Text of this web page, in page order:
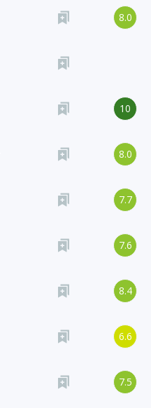
8.0
10
8.0
7.7
7.6
8.4
6.6
7.5